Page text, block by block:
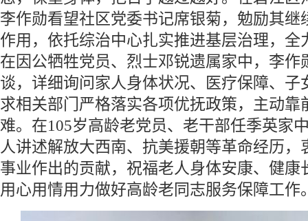
李作勋看望社区党委书记席银菊，勉励其继
作用，依托综治中心扎实推进基层治理，全
在因公牺牲党员、烈士邓锐遗属家中，李作
谈，详细询问家人身体状况、医疗保障、子
求相关部门严格落实各项优抚政策，主动靠
难。在105岁高龄老党员、老干部任季英家
人讲述解放大西南、抗美援朝等革命经历，
事业作出的贡献，祝福老人身体安康、健康
用心用情用力做好高龄老同志服务保障工作